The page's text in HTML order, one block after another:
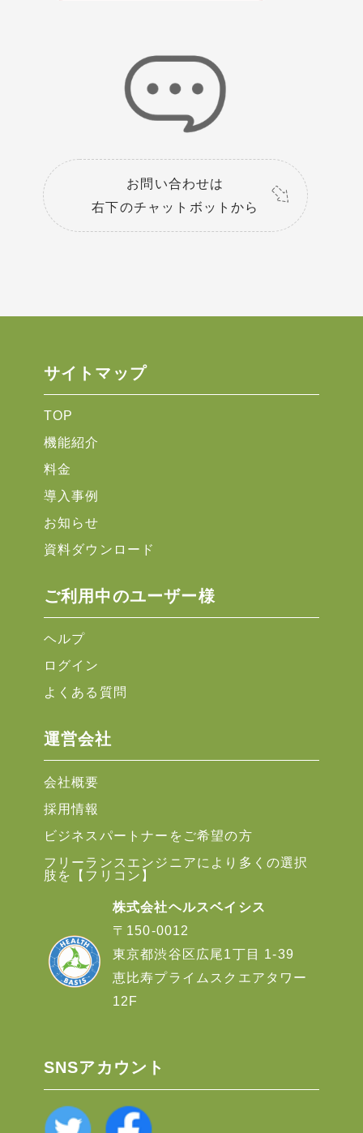
お問い合わせは
右下のチャットボットから
サイトマップ
TOP
機能紹介
料金
導入事例
お知らせ
資料ダウンロード
ご利用中のユーザー様
ヘルプ
ログイン
よくある質問
運営会社
会社概要
採用情報
ビジネスパートナーをご希望の方
フリーランスエンジニアにより多くの選択
肢を【フリコン】
株式会社ヘルスベイシス
〒150-0012
東京都渋谷区広尾1丁目 1-39
恵比寿プライムスクエアタワー
12F
SNSアカウント